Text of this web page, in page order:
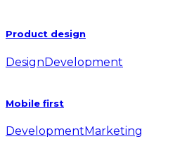
Product design
DesignDevelopment
Mobile first
DevelopmentMarketing